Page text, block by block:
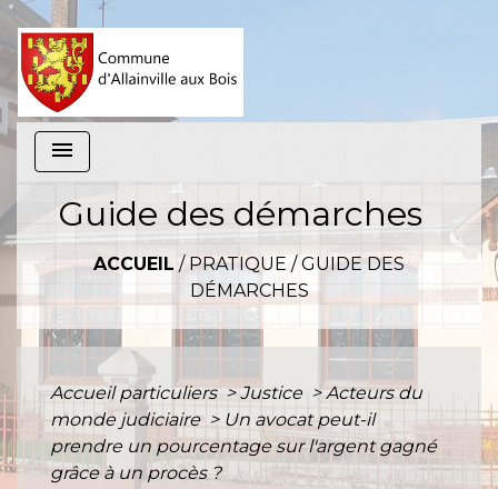
menu
Guide des démarches
ACCUEIL /PRATIQUE /GUIDE DES
DÉMARCHES
Accueil particuliers> Justice > Acteurs du
monde judiciaire > Un avocat peut-il
prendre un pourcentage sur l'argent gagné
grâce à un procès ?